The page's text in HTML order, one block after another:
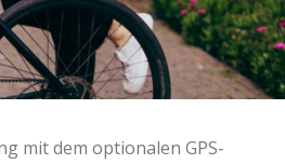
mit dem optionalen GPS-